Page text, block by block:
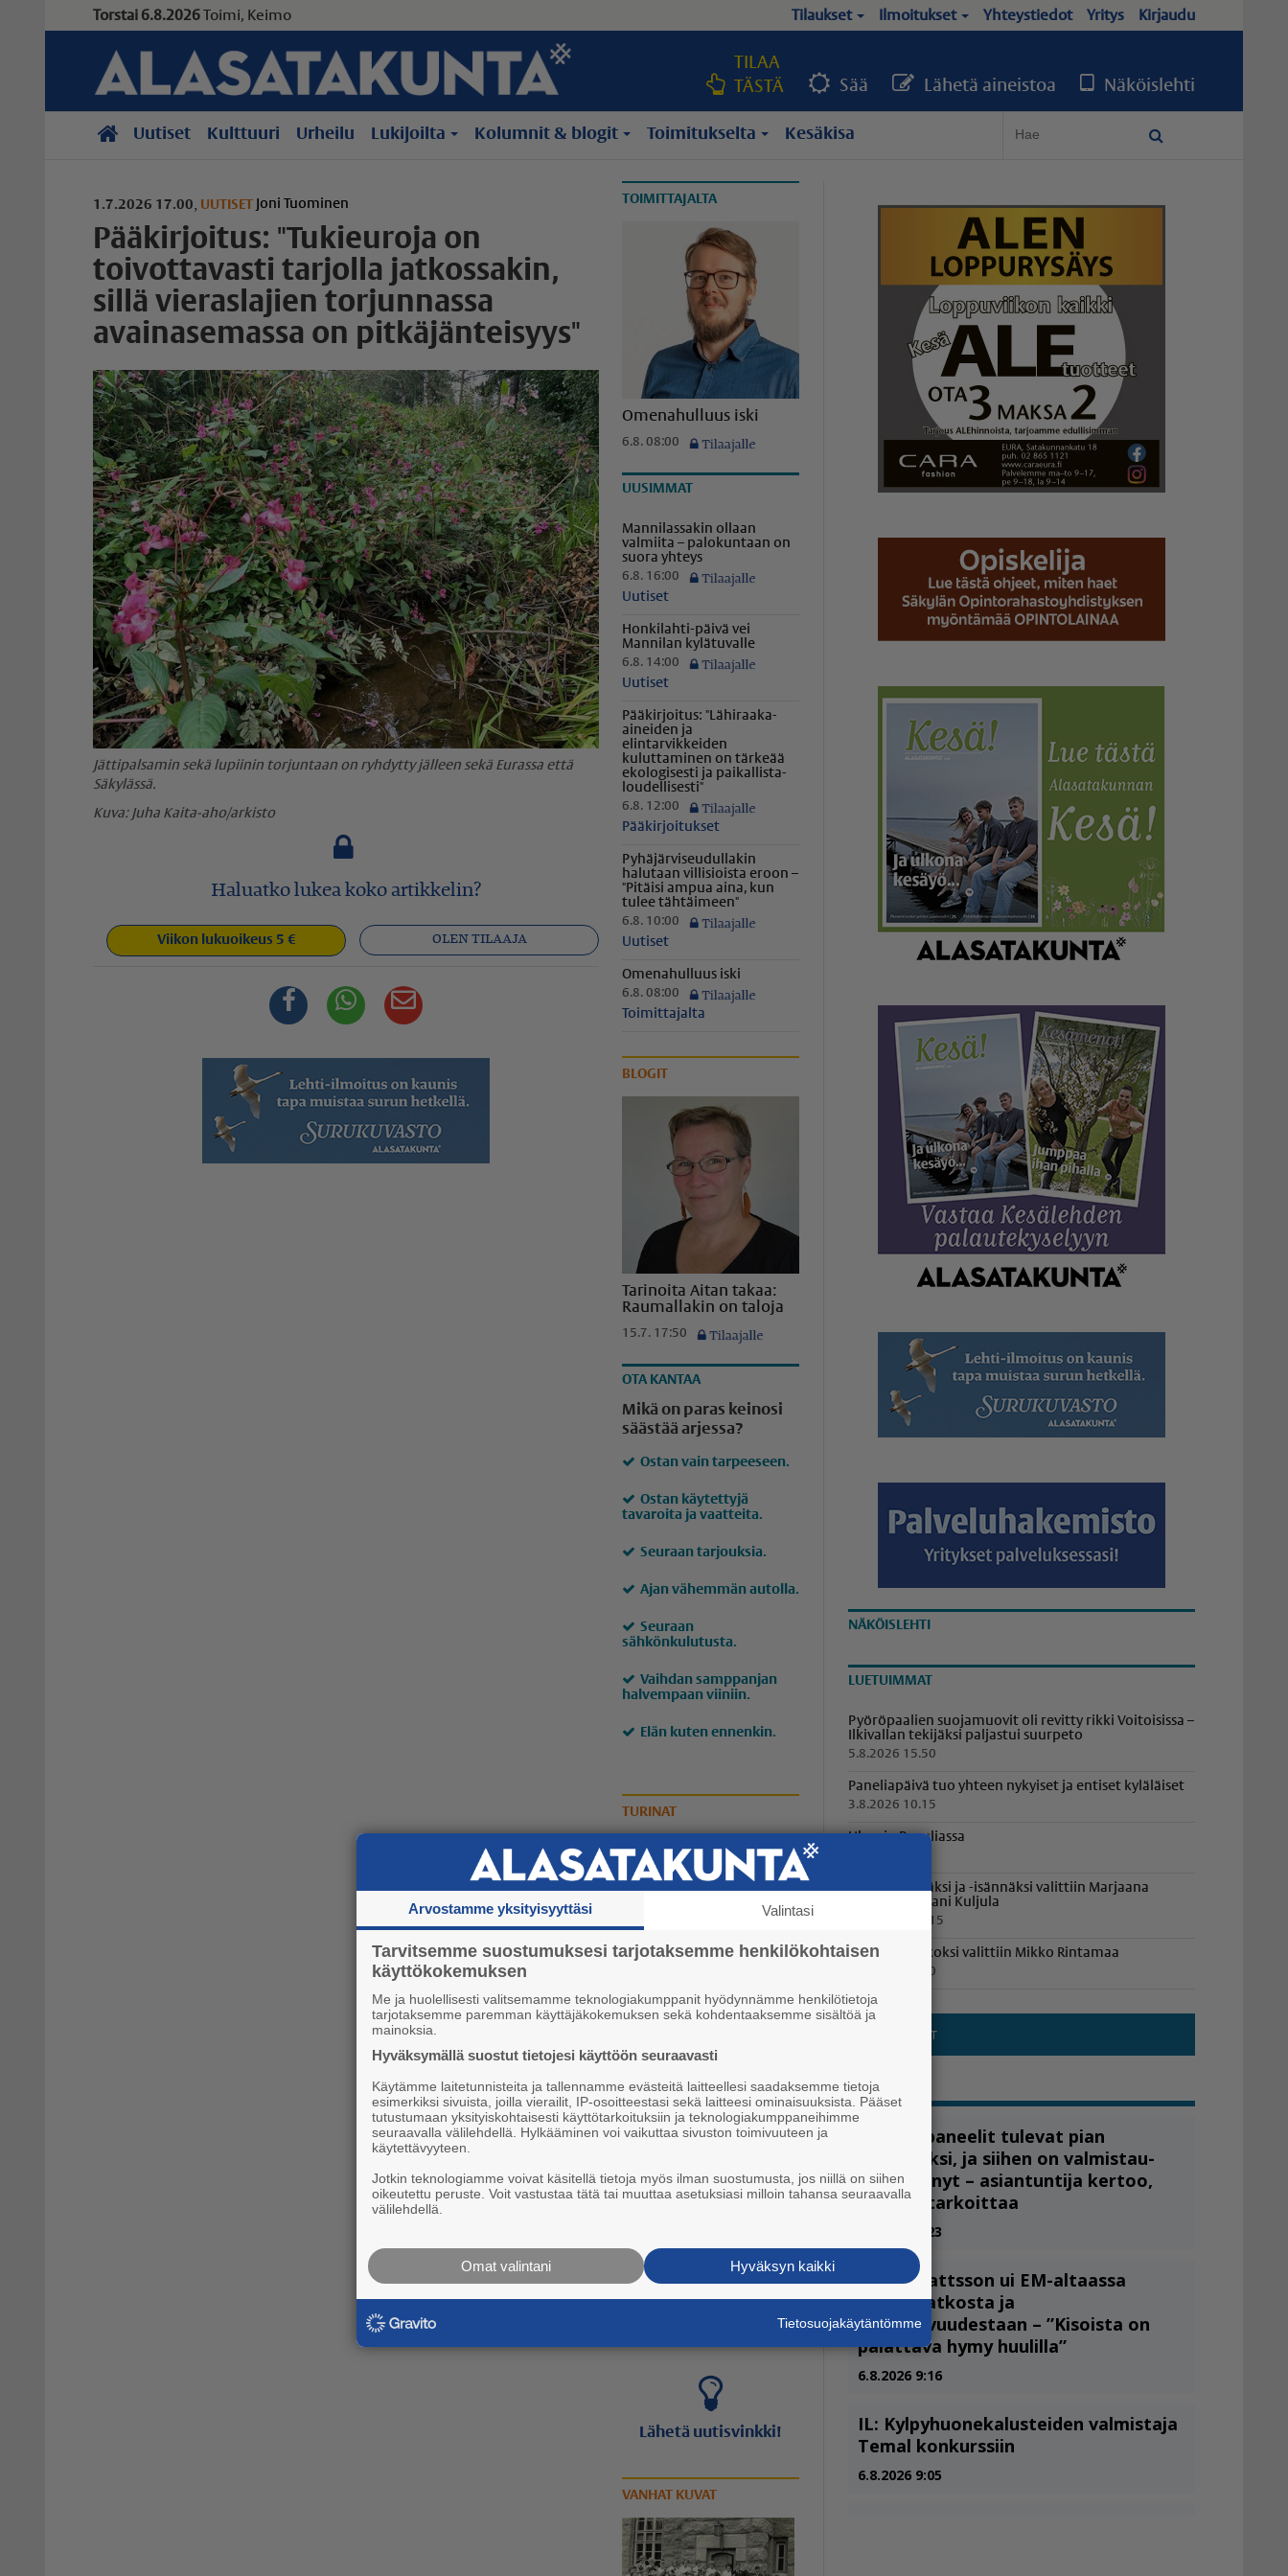
Torstai 6.8.2026 Toimi, Keimo Tilaukset Ilmoitukset Yhteystiedot Yritys Kirjaudu
TILAA
TÄSTÄ
Sää Lähetä aineistoa Näköislehti
Uutiset Kulttuuri Urheilu Lukijoilta Kolumnit & blogit Toimitukselta Kesäkisa
1.7.2026 17.00, UUTISET Joni Tuominen
Pääkirjoitus: "Tukieuroja on
toivottavasti tarjolla jatkossakin,
sillä vieraslajien torjunnassa
avainasemassa on pitkäjänteisyys"
Jättipalsamin sekä lupiinin torjuntaan on ryhdytty jälleen sekä Eurassa että
Säkylässä.
Juha Kaita-aho/arkisto
Haluatko lukea koko artikkelin?
Viikon lukuoikeus 5 € OLEN TILAAJA
FacebookWhatsappSähköposti
TOIMITTAJALTA
Omenahulluus iski
6.8. 08:00
UUSIMMAT
Mannilassakin ollaan
valmiita – palokuntaan on
suora yhteys
6.8. 16:00
Uutiset
Honkilahti-päivä vei
Mannilan kylätuvalle
6.8. 14:00
Uutiset
Pääkirjoitus: "Lähiraaka-
aineiden ja
elintarvikkeiden
kuluttaminen on tärkeää
ekologisesti ja paikal­lis­ta­
lou­del­li­sesti"
6.8. 12:00
Pääkirjoitukset
Pyhäjär­vi­seu­dul­lakin
halutaan villisioista eroon –
"Pitäisi ampua aina, kun
tulee tähtäimeen"
6.8. 10:00
Uutiset
Omenahulluus iski
6.8. 08:00
Toimittajalta
BLOGIT
Tarinoita Aitan takaa:
Raumallakin on taloja
15.7. 17:50
OTA KANTAA
Mikä on paras keinosi
säästää arjessa?
Ostan vain tarpeeseen.
Ostan käytettyjä
tavaroita ja vaatteita.
Seuraan tarjouksia.
Ajan vähemmän autolla.
Seuraan
sähkönkulutusta.
Vaihdan samppanjan
halvempaan viiniin.
Elän kuten ennenkin.
TURINAT
16.6. 07:30
LUKIJAN KUVAT
Lähetä uutisvinkki!
VANHAT KUVAT
NÄKÖISLEHTI
LUETUIMMAT
Pyöröpaalien suojamuovit oli revitty rikki Voitoisissa –
Ilkivallan tekijäksi paljastui suurpeto
5.8.2026 15.50
Paneliapäivä tuo yhteen nykyiset ja entiset kyläläiset
3.8.2026 10.15
Ulosajo Paneliassa
Löylyemännäksi ja -isännäksi valittiin Marjaana
Kuljula ja Juhani Kuljula
31.7.2026 19.15
Panelian Jaakoksi valittiin Mikko Rintamaa
1.8.2026 16.20
Arvostamme yksityisyyttäsi Valintasi
Tarvitsemme suostumuksesi tarjotaksemme henkilökohtaisen
käyttökokemuksen
Me ja huolellisesti valitsemamme teknologiakumppanit hyödynnämme henkilötietoja
tarjotaksemme paremman käyttäjäkokemuksen sekä kohdentaaksemme sisältöä ja
mainoksia.
Hyväksymällä suostut tietojesi käyttöön seuraavasti
Käytämme laitetunnisteita ja tallennamme evästeitä laitteellesi saadaksemme tietoja
esimerkiksi sivuista, joilla vierailit, IP-osoitteestasi sekä laitteesi ominaisuuksista. Pääset
tutustumaan yksityiskohtaisesti käyttötarkoituksiin ja teknologiakumppaneihimme
seuraavalla välilehdellä. Hylkääminen voi vaikuttaa sivuston toimivuuteen ja
käytettävyyteen.
Jotkin teknologiamme voivat käsitellä tietoja myös ilman suostumusta, jos niillä on siihen
oikeutettu peruste. Voit vastustaa tätä tai muuttaa asetuksiasi milloin tahansa seuraavalla
välilehdellä.
Hyväksyn kaikki
Omat valintani
Tietosuojakäytäntömme